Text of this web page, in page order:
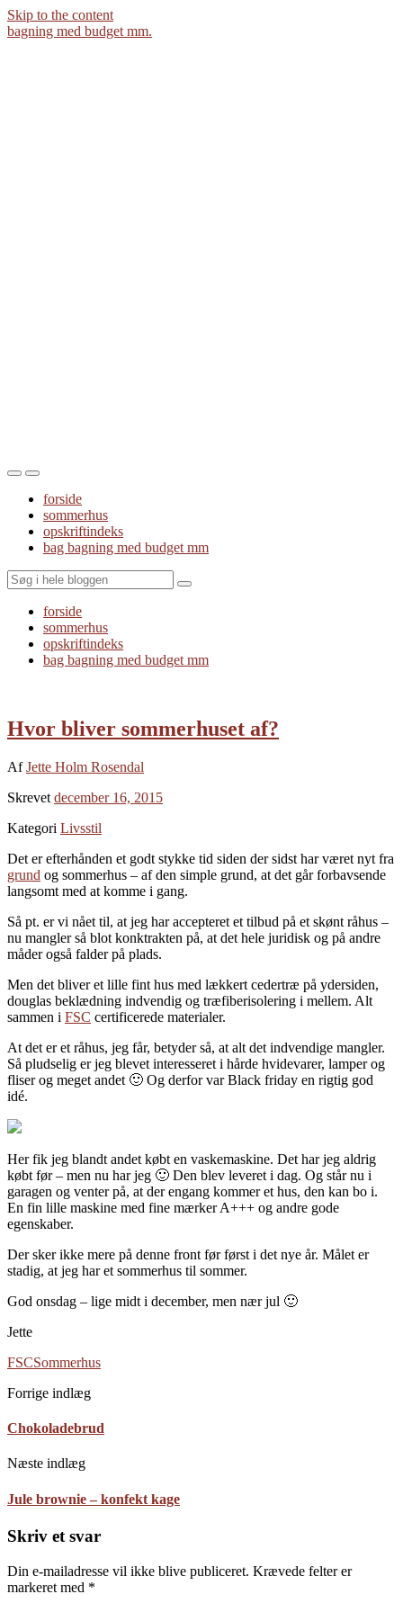
Skip to the content
bagning med budget mm.
Toggle
mobile
menu
Toggle
the
search
field
forside
sommerhus
opskriftindeks
bag bagning med budget mm
Search
forside
sommerhus
opskriftindeks
bag bagning med budget mm
Hvor bliver sommerhuset af?
AfJette Holm Rosendal
Skrevet december 16, 2015
Kategori Livsstil
Det er efterhånden et godt stykke tid siden der sidst har været nyt fra
grund og sommerhus – af den simple grund, at det går forbavsende
langsomt med at komme i gang.
Så pt. er vi nået til, at jeg har accepteret et tilbud på et skønt råhus –
nu mangler så blot konktrakten på, at det hele juridisk og på andre
måder også falder på plads.
Men det bliver et lille fint hus med lækkert cedertræ på ydersiden,
douglas beklædning indvendig og træfiberisolering i mellem. Alt
sammen i FSC certificerede materialer.
At det er et råhus, jeg får, betyder så, at alt det indvendige mangler.
Så pludselig er jeg blevet interesseret i hårde hvidevarer, lamper og
fliser og meget andet 🙂 Og derfor var Black friday en rigtig god
idé.
Her fik jeg blandt andet købt en vaskemaskine. Det har jeg aldrig
købt før – men nu har jeg 🙂 Den blev leveret i dag. Og står nu i
garagen og venter på, at der engang kommer et hus, den kan bo i.
En fin lille maskine med fine mærker A+++ og andre gode
egenskaber.
Der sker ikke mere på denne front før først i det nye år. Målet er
stadig, at jeg har et sommerhus til sommer.
God onsdag – lige midt i december, men nær jul 🙂
Jette
FSCSommerhus
Forrige indlæg
Chokoladebrud
Næste indlæg
Jule brownie – konfekt kage
Skriv et svar
Din e-mailadresse vil ikke blive publiceret. Krævede felter er
markeret med *